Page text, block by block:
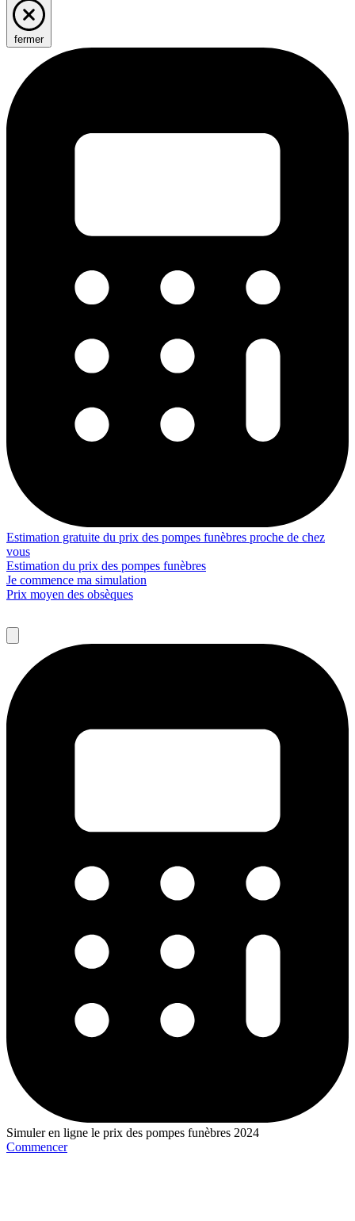
fermer
Estimation gratuite du prix des pompes funèbres proche de chez
vous
Estimation du prix des pompes funèbres
Je commence ma simulation
Prix moyen des obsèques
Simuler en ligne le prix des pompes funèbres 2024
Commencer